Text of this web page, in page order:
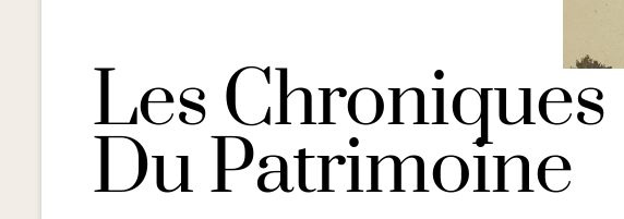
Les Chroniques
Du Patrimoine​